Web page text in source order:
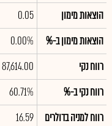
הוצאות מימון
0.05
הוצאות מימון ב-%
0.00%
רווח נקי
87,614.00
רווח נקי ב-%
60.71%
רווח למניה בדולרים
16.59